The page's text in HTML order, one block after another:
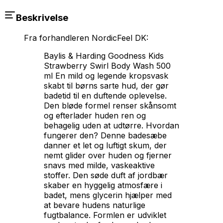
Beskrivelse
Fra forhandleren NordicFeel DK:
Baylis & Harding Goodness Kids
Strawberry Swirl Body Wash 500
ml En mild og legende kropsvask
skabt til børns sarte hud, der gør
badetid til en duftende oplevelse.
Den bløde formel renser skånsomt
og efterlader huden ren og
behagelig uden at udtørre. Hvordan
fungerer den? Denne badesæbe
danner et let og luftigt skum, der
nemt glider over huden og fjerner
snavs med milde, vaskeaktive
stoffer. Den søde duft af jordbær
skaber en hyggelig atmosfære i
badet, mens glycerin hjælper med
at bevare hudens naturlige
fugtbalance. Formlen er udviklet